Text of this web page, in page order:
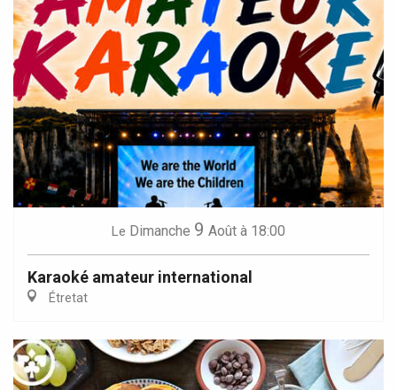
Le Dimanche 9 Août à 18:00
Karaoké amateur international
Étretat